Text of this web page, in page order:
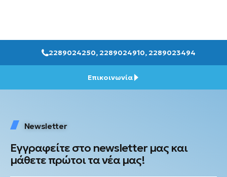
2289024250, 2289024910, 2289023494
Επικοινωνία
Newsletter
Εγγραφείτε στο newsletter μας και
μάθετε πρώτοι τα νέα μας!